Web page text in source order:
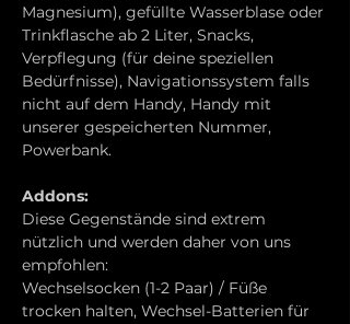
Magnesium), gefüllte Wasserblase oder
Trinkflasche ab 2 Liter, Snacks,
Verpflegung (für deine speziellen
Bedürfnisse), Navigationssystem falls
nicht auf dem Handy, Handy mit
unserer gespeicherten Nummer,
Powerbank.
Addons:
Diese Gegenstände sind extrem
nützlich und werden daher von uns
empfohlen:
Wechselsocken (1-2 Paar) / Füße
trocken halten, Wechsel-Batterien für